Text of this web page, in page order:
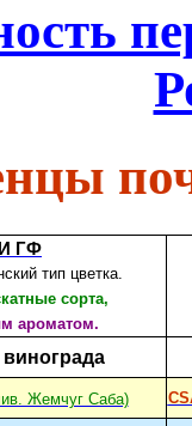
ГФ
тип цветка.
сорта,
ароматом.
Жемчуг Саба)